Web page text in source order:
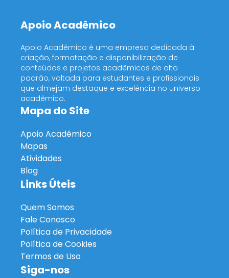
Apoio Acadêmico
Apoio Acadêmico é uma empresa dedicada à
criação, formatação e disponibilização de
conteúdos e projetos acadêmicos de alto
padrão, voltada para estudantes e profissionais
que almejam destaque e excelência no universo
acadêmico.
Mapa do Site
Apoio Acadêmico
Mapas
Atividades
Blog
Links Úteis
Quem Somos
Fale Conosco
Política de Privacidade
Política de Cookies
Termos de Uso
Siga-nos